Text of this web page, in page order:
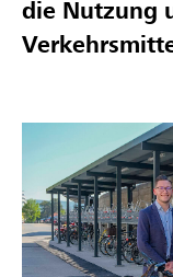
die Nutzung